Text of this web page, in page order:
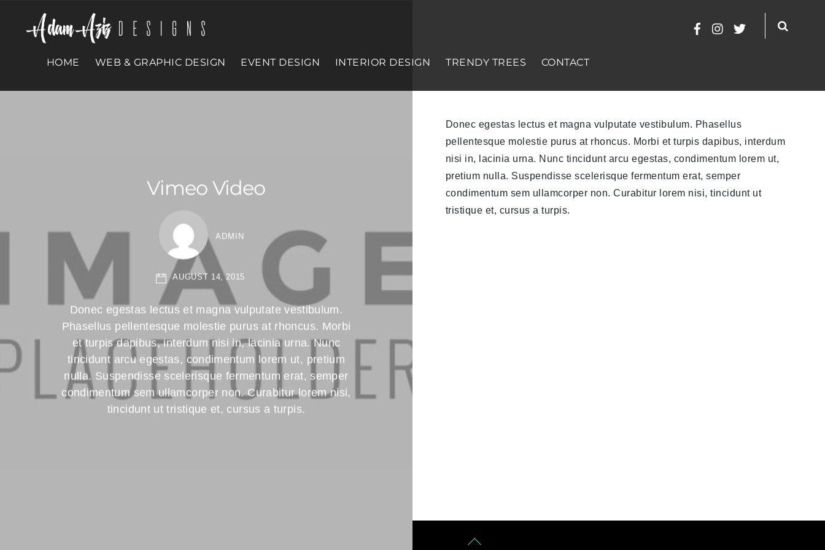
HOME WEB & GRAPHIC DESIGN EVENT DESIGN INTERIOR DESIGN TRENDY TREES CONTACT
Vimeo Video
ADMIN
AUGUST 14, 2015
Donec egestas lectus et magna vulputate vestibulum.
Phasellus pellentesque molestie purus at rhoncus. Morbi
et turpis dapibus, interdum nisi in, lacinia urna. Nunc
tincidunt arcu egestas, condimentum lorem ut, pretium
nulla. Suspendisse scelerisque fermentum erat, semper
condimentum sem ullamcorper non. Curabitur lorem nisi,
tincidunt ut tristique et, cursus a turpis.
Donec egestas lectus et magna vulputate vestibulum. Phasellus
pellentesque molestie purus at rhoncus. Morbi et turpis dapibus, interdum
nisi in, lacinia urna. Nunc tincidunt arcu egestas, condimentum lorem ut,
pretium nulla. Suspendisse scelerisque fermentum erat, semper
condimentum sem ullamcorper non. Curabitur lorem nisi, tincidunt ut
tristique et, cursus a turpis.
Back